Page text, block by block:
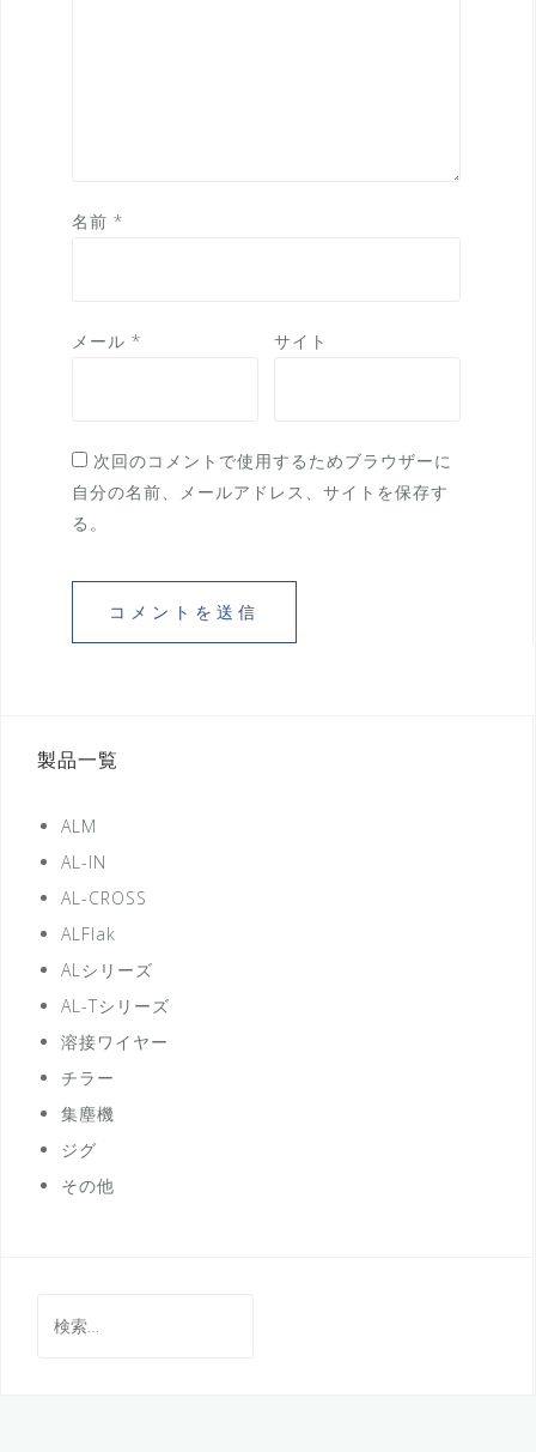
名前 *
メール * サイト
次回のコメントで使用するためブラウザーに
自分の名前、メールアドレス、サイトを保存す
る。
製品一覧
ALM
AL-IN
AL-CROSS
ALFlak
ALシリーズ
AL-Tシリーズ
溶接ワイヤー
チラー
集塵機
ジグ
その他
索: